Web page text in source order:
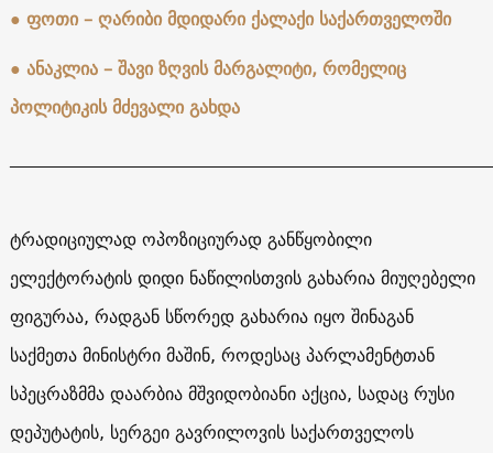
● ფოთი – ღარიბი მდიდარი ქალაქი საქართველოში
● ანაკლია – შავი ზღვის მარგალიტი, რომელიც
პოლიტიკის მძევალი გახდა
ტრადიციულად ოპოზიციურად განწყობილი
ელექტორატის დიდი ნაწილისთვის გახარია მიუღებელი
ფიგურაა, რადგან სწორედ გახარია იყო შინაგან
საქმეთა მინისტრი მაშინ, როდესაც პარლამენტთან
სპეცრაზმმა დაარბია მშვიდობიანი აქცია, სადაც რუსი
დეპუტატის, სერგეი გავრილოვის საქართველოს